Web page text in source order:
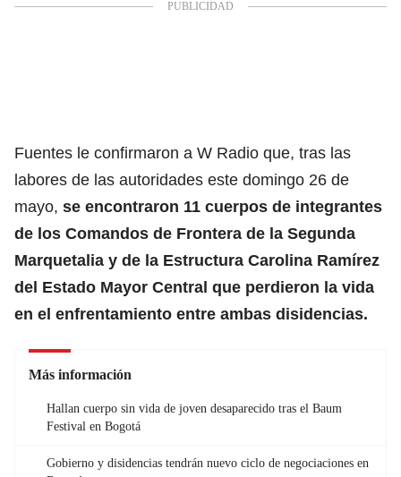
Fuentes le confirmaron a W Radio que, tras las
labores de las autoridades este domingo 26 de
mayo, se encontraron 11 cuerpos de integrantes
de los Comandos de Frontera de la Segunda
Marquetalia y de la Estructura Carolina Ramírez
del Estado Mayor Central que perdieron la vida
en el enfrentamiento entre ambas disidencias.
Más información
Hallan cuerpo sin vida de joven desaparecido tras el Baum
Festival en Bogotá
Gobierno y disidencias tendrán nuevo ciclo de negociaciones en